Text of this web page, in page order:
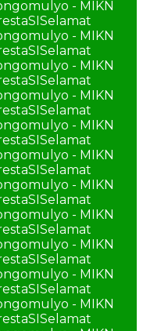
- MIKN
Selamat
- MIKN
Selamat
- MIKN
Selamat
- MIKN
Selamat
- MIKN
Selamat
- MIKN
Selamat
- MIKN
Selamat
- MIKN
Selamat
- MIKN
Selamat
- MIKN
Selamat
- MIKN
Selamat